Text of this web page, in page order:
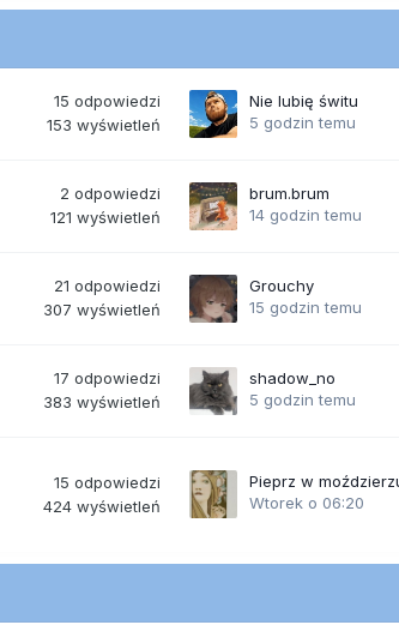
15 odpowiedzi
153 wyświetleń
Nie lubię świtu
5 godzin temu
2 odpowiedzi
121 wyświetleń
brum.brum
14 godzin temu
21 odpowiedzi
307 wyświetleń
Grouchy
15 godzin temu
17 odpowiedzi
383 wyświetleń
shadow_no
5 godzin temu
15 odpowiedzi
424 wyświetleń
Pieprz w
Wtorek o 06:20